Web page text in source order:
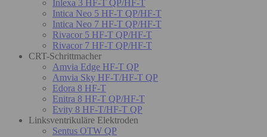
Inlexa 3 HF-T QP/HF-T
Intica Neo 5 HF-T QP/HF-T
Intica Neo 7 HF-T QP/HF-T
Rivacor 5 HF-T QP/HF-T
Rivacor 7 HF-T QP/HF-T
CRT-Schrittmacher
Amvia Edge HF-T QP
Amvia Sky HF-T/HF-T QP
Edora 8 HF-T
Enitra 8 HF-T QP/HF-T
Evity 8 HF-T/HF-T QP
Linksventrikuläre Elektroden
Sentus OTW QP